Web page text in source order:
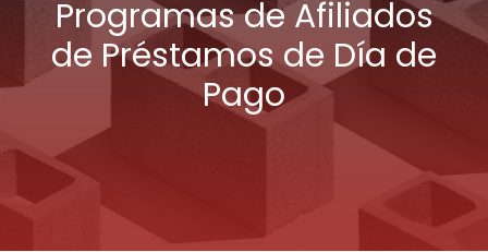
Programas de Afiliados
de Préstamos de Día de
Pago